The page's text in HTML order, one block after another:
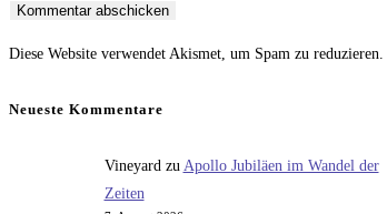
zum
ein
Adresse
Kommentieren
URL
(optional)
Diese Website verwendet Akismet, um Spam zu reduzieren.
Neueste Kommentare
Vineyard zu Apollo Jubiläen im Wandel der
Zeiten